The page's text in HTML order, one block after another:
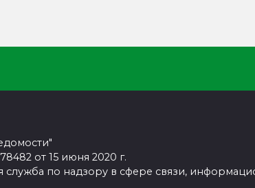
от 15 июня 2020 г.
по надзору в сфере связи,